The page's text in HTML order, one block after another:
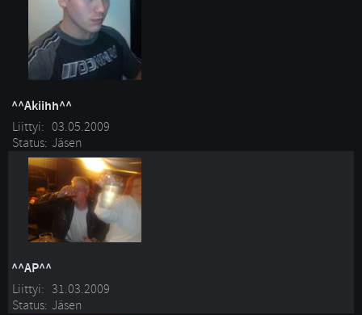
^^Akiihh^^
Liittyi: 03.05.2009
Status: Jäsen
^^AP^^
Liittyi: 31.03.2009
Status: Jäsen